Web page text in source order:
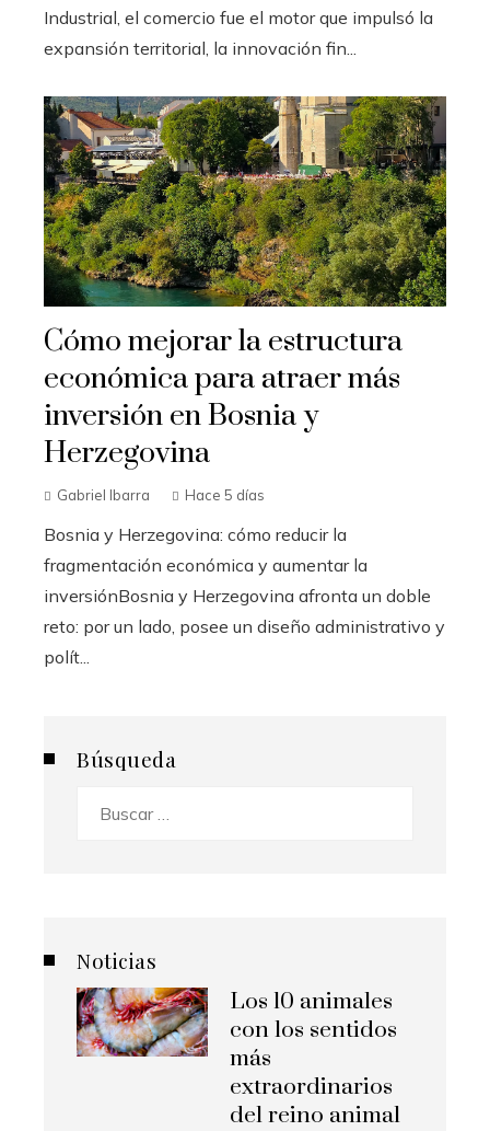
Industrial, el comercio fue el motor que impulsó la
expansión territorial, la innovación fin...
Cómo mejorar la estructura
económica para atraer más
inversión en Bosnia y
Herzegovina
Gabriel Ibarra Hace 5 días
Bosnia y Herzegovina: cómo reducir la
fragmentación económica y aumentar la
inversiónBosnia y Herzegovina afronta un doble
reto: por un lado, posee un diseño administrativo y
polít...
Búsqueda
Noticias
Los 10 animales
con los sentidos
más
extraordinarios
del reino animal